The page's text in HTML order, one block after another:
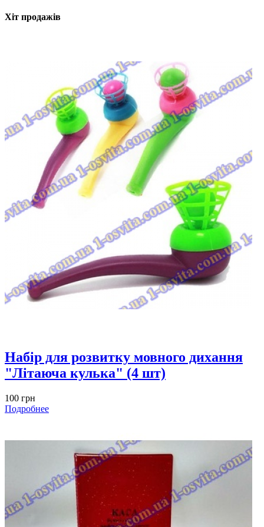
Хіт продажів
Набiр для розвитку мовного дихання
"Літаюча кулька" (4 шт)
100 грн
Подробнее